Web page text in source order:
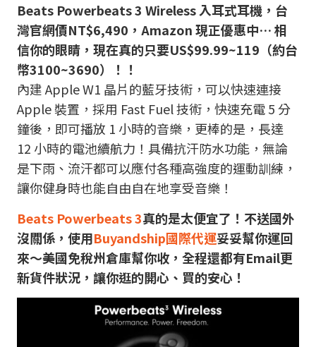
Beats Powerbeats 3 Wireless 入耳式耳機，台
灣官網價NT$6,490，Amazon 現正優惠中… 相
信你的眼睛，現在真的只要US$99.99~119（約台
幣3100~3690）！！
內建 Apple W1 晶片的藍牙技術，可以快速連接
Apple 裝置，採用 Fast Fuel 技術，快速充電 5 分
鐘後，即可播放 1 小時的音樂，更棒的是，長達
12 小時的電池續航力！具備抗汗防水功能，無論
是下雨、流汗都可以應付各種高強度的運動訓練，
讓你健身時也能自由自在地享受音樂！
Beats Powerbeats 3真的是太便宜了！不送國外
沒關係，使用Buyandship國際代運妥妥幫你運回
來～美國免稅州倉庫幫你收， 全程還都有Email更
新貨件狀況，讓你逛的開心、買的安心！